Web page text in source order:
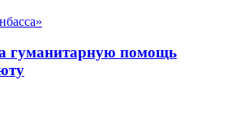
гуманитарную помощь